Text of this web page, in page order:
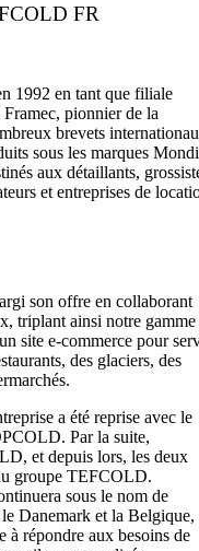
FR
1992 en tant que filiale
pionnier de la
brevets
sous les marques
aux détaillants,
et entreprises de
son offre en collaborant
triplant ainsi notre gamme
site e-commerce pour
des glaciers, des
a été reprise avec le
Par la suite,
et depuis lors, les deux
groupe TEFCOLD.
sous le nom de
Danemark et la Belgique,
à répondre aux besoins de